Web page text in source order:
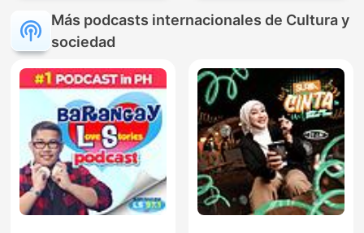
Más podcasts internacionales de Cultura y
sociedad